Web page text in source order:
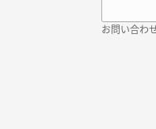
お問い合わ